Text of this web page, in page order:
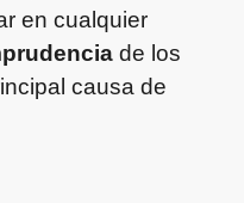
en cualquier
de los
causa de